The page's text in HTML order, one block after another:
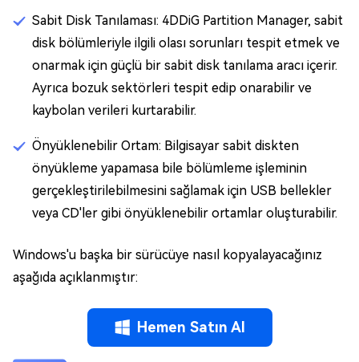
Sabit Disk Tanılaması: 4DDiG Partition Manager, sabit
disk bölümleriyle ilgili olası sorunları tespit etmek ve
onarmak için güçlü bir sabit disk tanılama aracı içerir.
Ayrıca bozuk sektörleri tespit edip onarabilir ve
kaybolan verileri kurtarabilir.
Önyüklenebilir Ortam: Bilgisayar sabit diskten
önyükleme yapamasa bile bölümleme işleminin
gerçekleştirilebilmesini sağlamak için USB bellekler
veya CD'ler gibi önyüklenebilir ortamlar oluşturabilir.
Windows'u başka bir sürücüye nasıl kopyalayacağınız
aşağıda açıklanmıştır:
Hemen Satın Al